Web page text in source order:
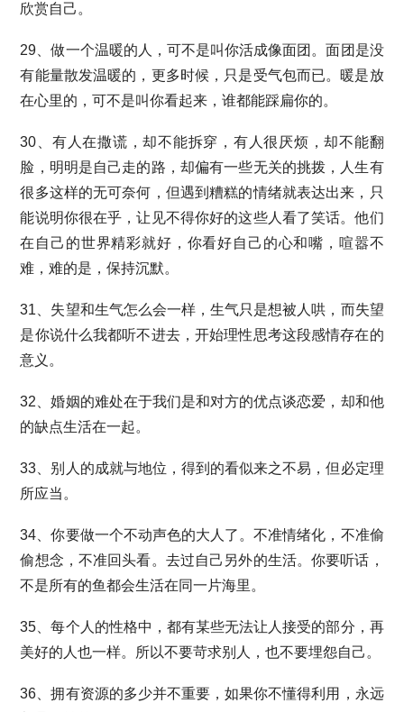
欣赏自己。
29、做一个温暖的人，可不是叫你活成像面团。面团是没
有能量散发温暖的，更多时候，只是受气包而已。暖是放
在心里的，可不是叫你看起来，谁都能踩扁你的。
30、有人在撒谎，却不能拆穿，有人很厌烦，却不能翻
脸，明明是自己走的路，却偏有一些无关的挑拨，人生有
很多这样的无可奈何，但遇到糟糕的情绪就表达出来，只
能说明你很在乎，让见不得你好的这些人看了笑话。他们
在自己的世界精彩就好，你看好自己的心和嘴，喧嚣不
难，难的是，保持沉默。
31、失望和生气怎么会一样，生气只是想被人哄，而失望
是你说什么我都听不进去，开始理性思考这段感情存在的
意义。
32、婚姻的难处在于我们是和对方的优点谈恋爱，却和他
的缺点生活在一起。
33、别人的成就与地位，得到的看似来之不易，但必定理
所应当。
34、你要做一个不动声色的大人了。不准情绪化，不准偷
偷想念，不准回头看。去过自己另外的生活。你要听话，
不是所有的鱼都会生活在同一片海里。
35、每个人的性格中，都有某些无法让人接受的部分，再
美好的人也一样。所以不要苛求别人，也不要埋怨自己。
36、拥有资源的多少并不重要，如果你不懂得利用，永远